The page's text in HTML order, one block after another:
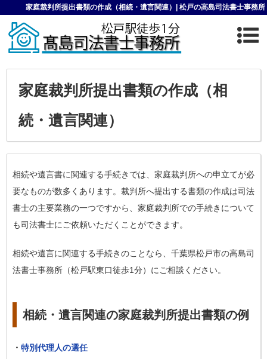
家庭裁判所提出書類の作成（相続・遺言関連）| 松戸の高島司法書士事務所
家庭裁判所提出書類の作成（相
続・遺言関連）
相続や遺言書に関連する手続きでは、家庭裁判所への申立てが必
要なものが数多くあります。裁判所へ提出する書類の作成は司法
書士の主要業務の一つですから、家庭裁判所での手続きについて
も司法書士にご依頼いただくことができます。
相続や遺言に関連する手続きのことなら、千葉県松戸市の高島司
法書士事務所（松戸駅東口徒歩1分）にご相談ください。
相続・遺言関連の家庭裁判所提出書類の例
・ 特別代理人の選任